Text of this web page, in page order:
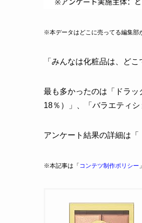
※本データはどこに売ってる編集部
「みんなは化粧品は、ど
最も多かったのは「ドラ
18％）」、「バラエティ
アンケート結果の詳細は「
※本記事は「 コンテツ制作ポリシー